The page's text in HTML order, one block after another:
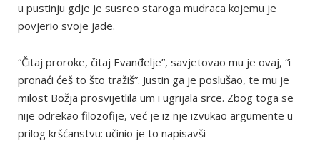
u pustinju gdje je susreo staroga mudraca kojemu je
povjerio svoje jade.
“Čitaj proroke, čitaj Evanđelje”, savjetovao mu je ovaj, “i
pronaći ćeš to što tražiš”. Justin ga je poslušao, te mu je
milost Božja prosvijetlila um i ugrijala srce. Zbog toga se
nije odrekao filozofije, već je iz nje izvukao argumente u
prilog kršćanstvu: učinio je to napisavši